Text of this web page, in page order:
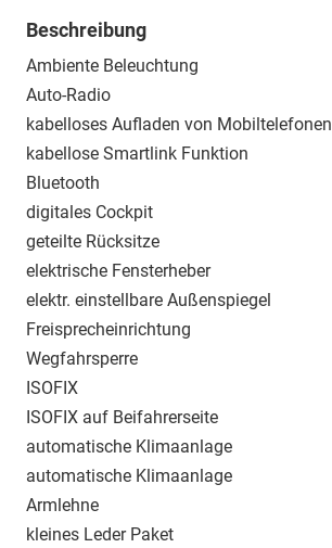
Beschreibung
Ambiente Beleuchtung
Auto-Radio
kabelloses Aufladen von Mobiltelefonen
kabellose Smartlink Funktion
Bluetooth
digitales Cockpit
geteilte Rücksitze
elektrische Fensterheber
elektr. einstellbare Außenspiegel
Freisprecheinrichtung
Wegfahrsperre
ISOFIX
ISOFIX auf Beifahrerseite
automatische Klimaanlage
automatische Klimaanlage
Armlehne
kleines Leder Paket